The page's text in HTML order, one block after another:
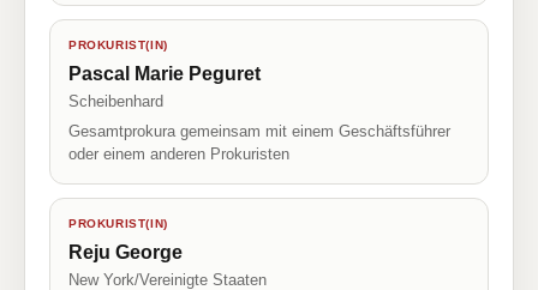
PROKURIST(IN)
Pascal Marie Peguret
Scheibenhard
Gesamtprokura gemeinsam mit einem Geschäftsführer
oder einem anderen Prokuristen
PROKURIST(IN)
Reju George
New York/Vereinigte Staaten